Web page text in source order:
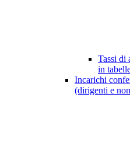
Tassi di
in
Incarichi
(dirigenti e